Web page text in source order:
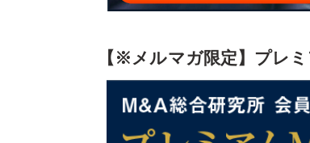
【※メルマガ限定】プレ